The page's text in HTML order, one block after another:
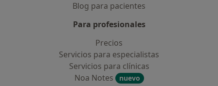
Blog para pacientes
Para profesionales
Precios
Servicios para especialistas
Servicios para clínicas
Noa Notes
nuevo